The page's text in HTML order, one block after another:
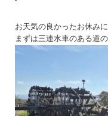
お天気の良かったお休み
まずは三連水車のある道